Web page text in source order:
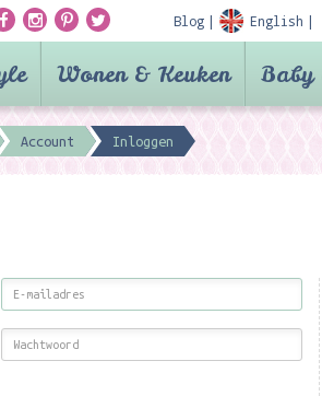
Blog English
Wonen & Keuken Baby
Account Inloggen